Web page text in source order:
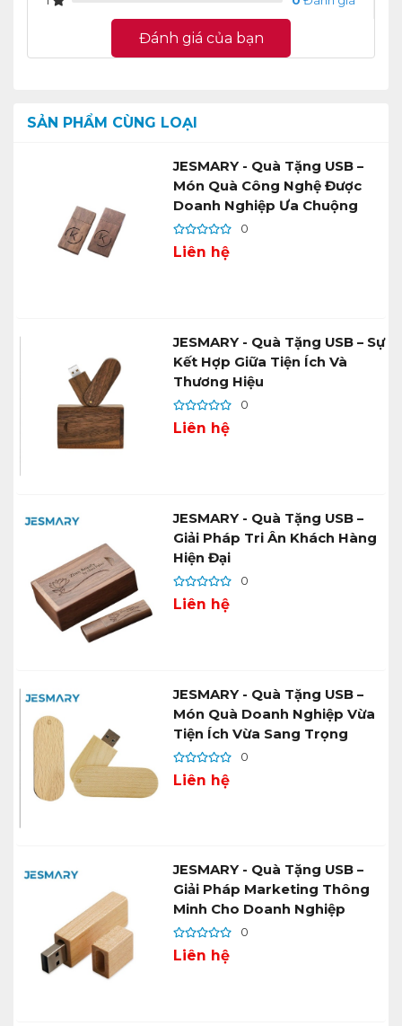
Đánh giá của bạn
SẢN PHẨM CÙNG LOẠI
JESMARY - Quà Tặng USB –
Món Quà Công Nghệ Được
Doanh Nghiệp Ưa Chuộng
0
Liên hệ
JESMARY - Quà Tặng USB – Sự
Kết Hợp Giữa Tiện Ích Và
Thương Hiệu
0
Liên hệ
JESMARY - Quà Tặng USB –
Giải Pháp Tri Ân Khách Hàng
Hiện Đại
0
Liên hệ
JESMARY - Quà Tặng USB –
Món Quà Doanh Nghiệp Vừa
Tiện Ích Vừa Sang Trọng
0
Liên hệ
JESMARY - Quà Tặng USB –
Giải Pháp Marketing Thông
Minh Cho Doanh Nghiệp
0
Liên hệ